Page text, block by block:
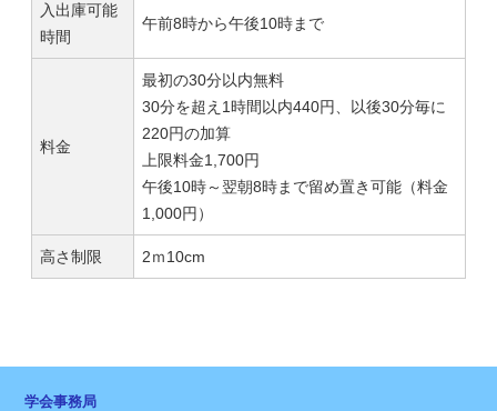
入出庫可能
時間
午前8時から午後10時まで
料金
最初の30分以内無料
30分を超え1時間以内440円、以後30分毎に
220円の加算
上限料金1,700円
午後10時～翌朝8時まで留め置き可能（料金
1,000円）
高さ制限 2ｍ10cm
学会事務局